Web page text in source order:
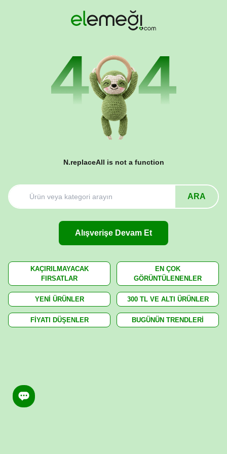
N.replaceAll is not a function
ARA
Alışverişe Devam Et
KAÇIRILMAYACAK
FIRSATLAR
EN ÇOK
GÖRÜNTÜLENENLER
YENİ ÜRÜNLER 300 TL VE ALTI ÜRÜNLER
FİYATI DÜŞENLER BUGÜNÜN TRENDLERİ